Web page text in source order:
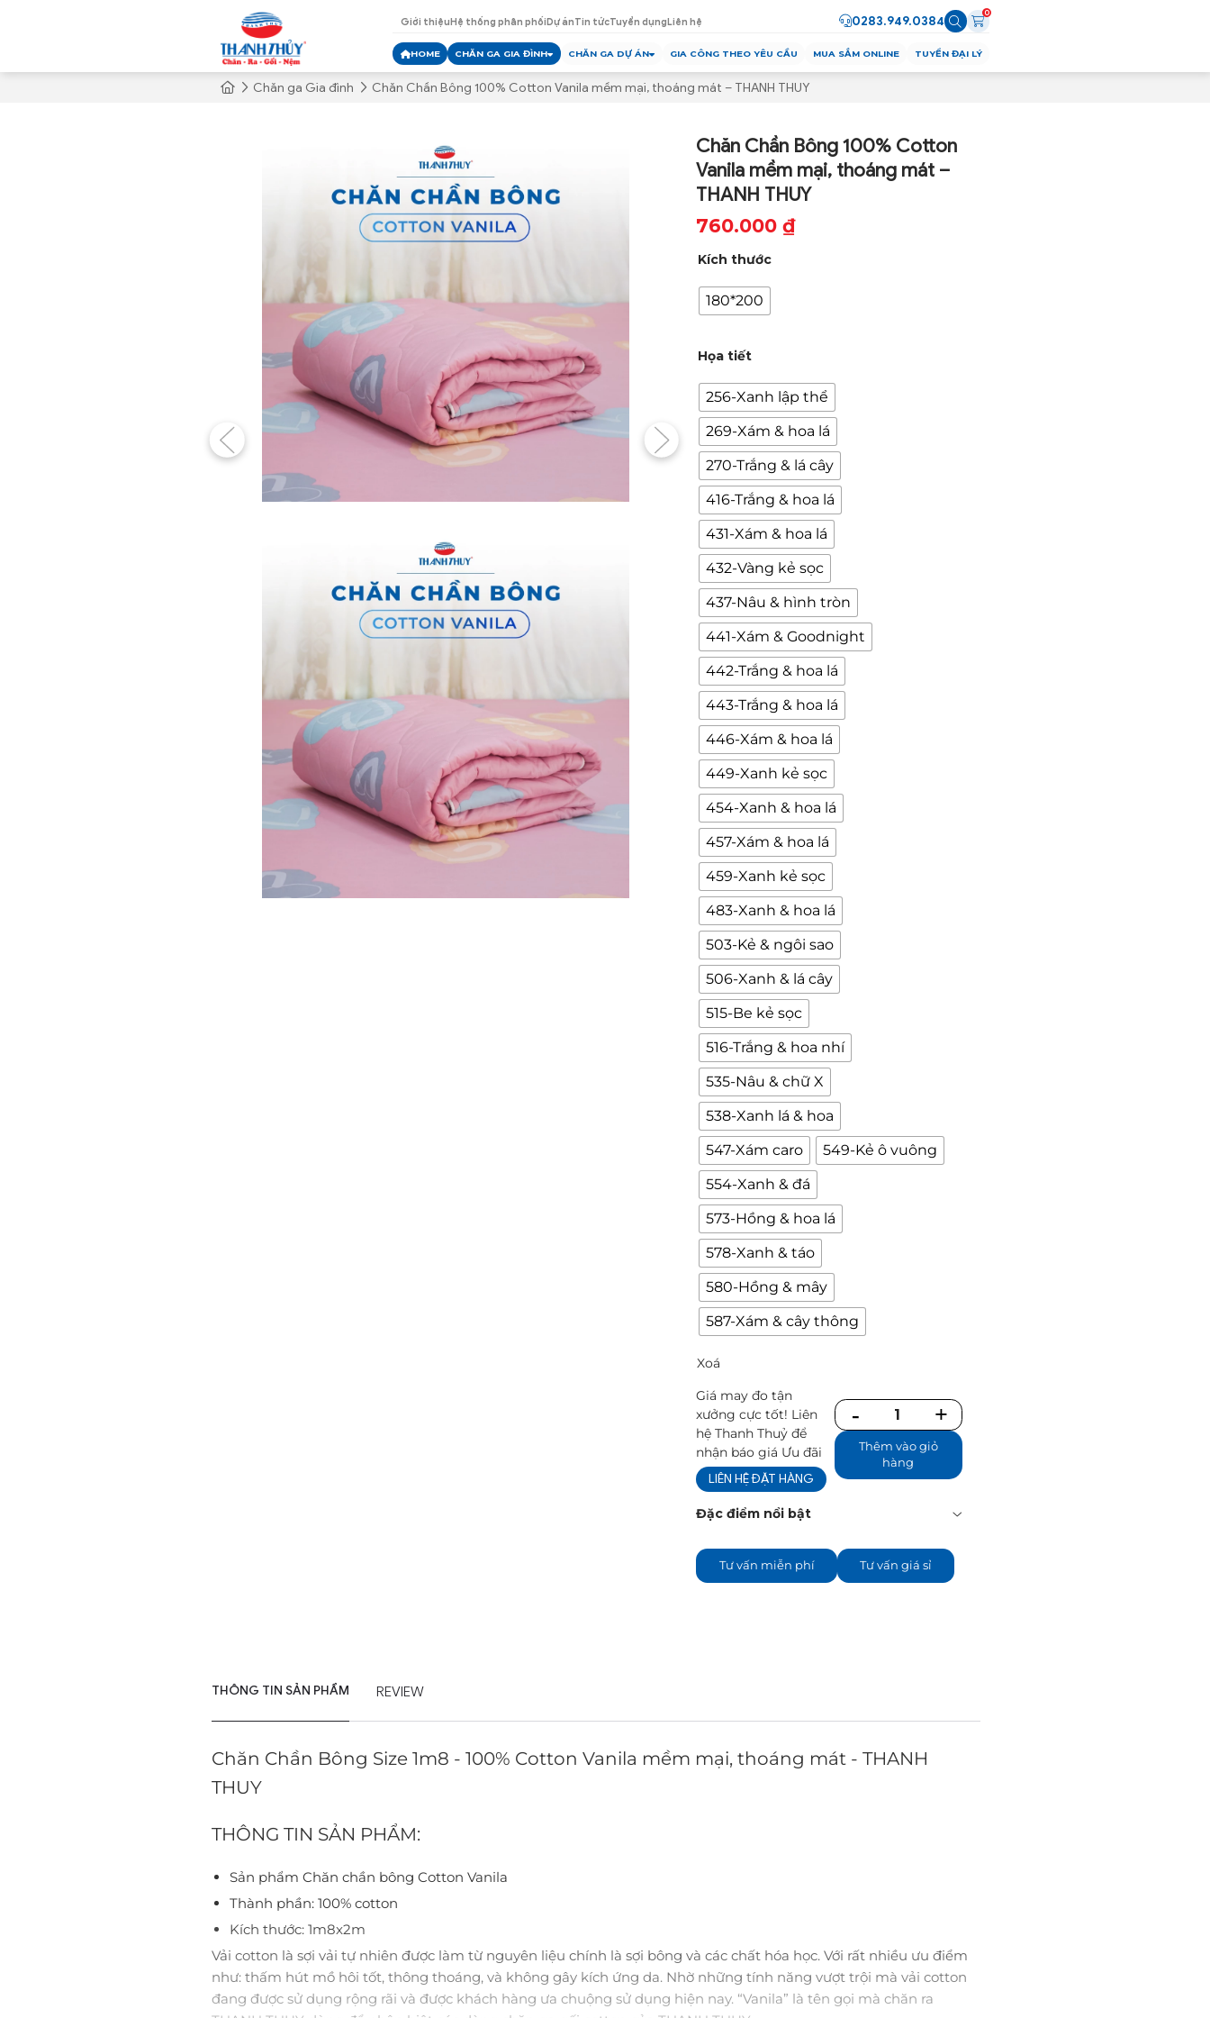
Giới thiệuHệ thống phân phốiDự ánTin tứcTuyển dụngLiên hệ 0283.949.0384
0
HOME CHĂN GA GIA ĐÌNH CHĂN GA DỰ ÁN GIA CÔNG THEO YÊU CẦU MUA SẮM ONLINE TUYỂN ĐẠI LÝ
Chăn ga Gia đình Chăn Chần Bông 100% Cotton Vanila mềm mại, thoáng mát – THANH THUY
Chăn Chần Bông 100% Cotton
Vanila mềm mại, thoáng mát –
THANH THUY
760.000₫
Kích thước
180*200
Họa tiết
256-Xanh lập thể
269-Xám & hoa lá
270-Trắng & lá cây
416-Trắng & hoa lá
431-Xám & hoa lá
432-Vàng kẻ sọc
437-Nâu & hình tròn
441-Xám & Goodnight
442-Trắng & hoa lá
443-Trắng & hoa lá
446-Xám & hoa lá
449-Xanh kẻ sọc
454-Xanh & hoa lá
457-Xám & hoa lá
459-Xanh kẻ sọc
483-Xanh & hoa lá
503-Kẻ & ngôi sao
506-Xanh & lá cây
515-Be kẻ sọc
516-Trắng & hoa nhí
535-Nâu & chữ X
538-Xanh lá & hoa
547-Xám caro
549-Kẻ ô vuông
554-Xanh & đá
573-Hồng & hoa lá
578-Xanh & táo
580-Hồng & mây
587-Xám & cây thông
Xoá
Giá may đo tận
xưởng cực tốt! Liên
hệ Thanh Thuỷ để
nhận báo giá Ưu đãi
LIÊN HỆ ĐẶT HÀNG
Số
lượngThêm vào giỏ
hàng
Đặc điểm nổi bật
Tư vấn miễn phí Tư vấn giá sỉ
THÔNG TIN SẢN PHẨM REVIEW
Chăn Chần Bông Size 1m8 - 100% Cotton Vanila mềm mại, thoáng mát - THANH
THUY
THÔNG TIN SẢN PHẨM:
Sản phẩm Chăn chần bông Cotton Vanila
Thành phần: 100% cotton
Kích thước: 1m8x2m
Vải cotton là sợi vải tự nhiên được làm từ nguyên liệu chính là sợi bông và các chất hóa học. Với rất nhiều ưu điểm
như: thấm hút mồ hôi tốt, thông thoáng, và không gây kích ứng da. Nhờ những tính năng vượt trội mà vải cotton
đang được sử dụng rộng rãi và được khách hàng ưa chuộng sử dụng hiện nay. “Vanila” là tên gọi mà chăn ra